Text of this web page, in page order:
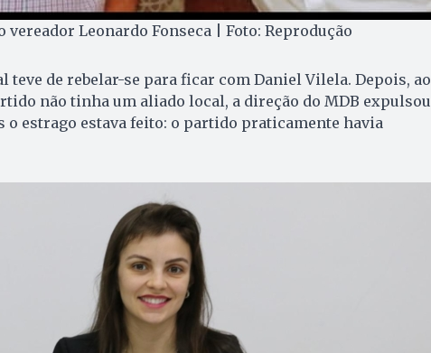
vereador Leonardo Fonseca | Foto: Reprodução
teve de rebelar-se para ficar com Daniel Vilela. Depois, ao
não tinha um aliado local, a direção do MDB expulsou
o estrago estava feito: o partido praticamente havia